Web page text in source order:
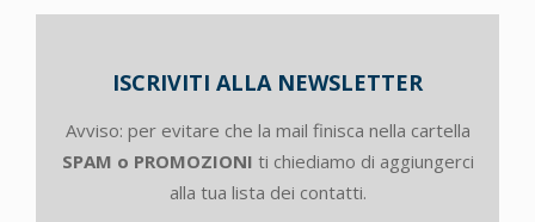
ISCRIVITI ALLA NEWSLETTER
Avviso: per evitare che la mail finisca nella cartella
SPAM o PROMOZIONI ti chiediamo di aggiungerci
alla tua lista dei contatti.